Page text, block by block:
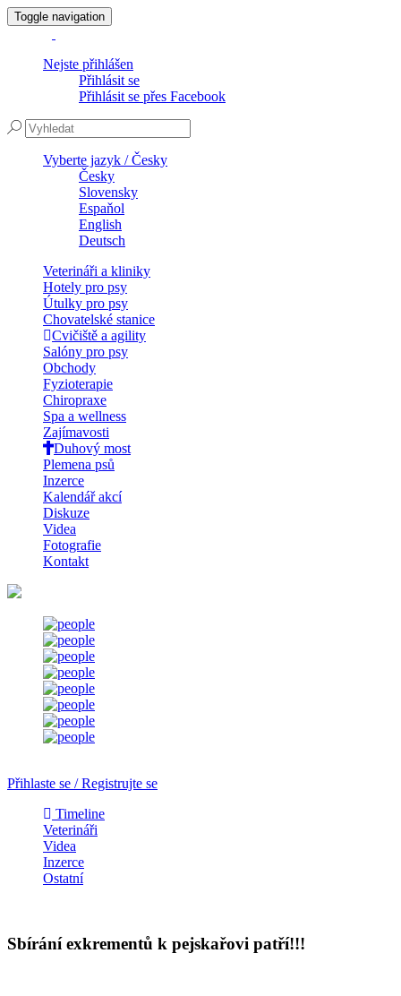
Toggle navigation
Nejste přihlášen
Přihlásit se
Přihlásit se přes Facebook
Vyberte jazyk / Česky
Česky
Slovensky
Espaňol
English
Deutsch
Veterináři a kliniky
Hotely pro psy
Útulky pro psy
Chovatelské stanice
Cvičiště a agility
Salóny pro psy
Obchody
Fyzioterapie
Chiropraxe
Spa a wellness
Zajímavosti
Duhový most
Plemena psů
Inzerce
Kalendář akcí
Diskuze
Videa
Fotografie
Kontakt
Přihlaste se / Registrujte se
Timeline
Veterináři
Videa
Inzerce
Ostatní
Sbírání exkrementů k pejskařovi patří!!!